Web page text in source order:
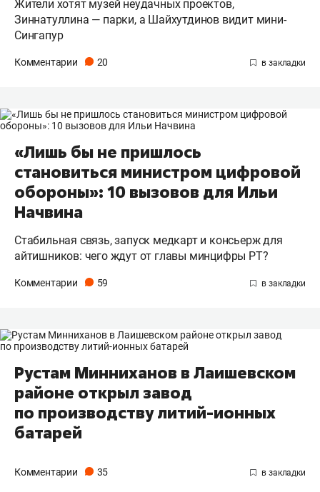
Жители хотят музей неудачных проектов,
Зиннатуллина — парки, а Шайхутдинов видит мини-
Сингапур
Комментарии 20
«Лишь бы не пришлось
становиться министром цифровой
обороны»: 10 вызовов для Ильи
Начвина
Стабильная связь, запуск медкарт и консьерж для
айтишников: чего ждут от главы минцифры РТ?
Комментарии 59
Рустам Минниханов в Лаишевском
районе открыл завод
по производству литий-ионных
батарей
Комментарии 35